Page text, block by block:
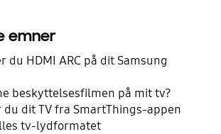
emner
du HDMI ARC på dit Samsung
beskyttelsesfilmen på mit tv?
du dit TV fra SmartThings-appen
tv-lydformatet